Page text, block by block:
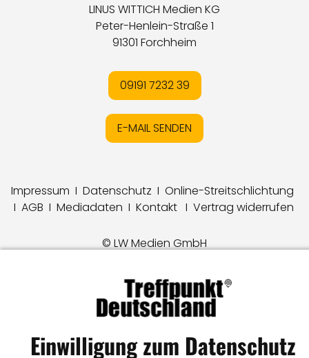
LINUS WITTICH Medien KG
Peter-Henlein-Straße 1
91301 Forchheim
09191 7232 39
E-MAIL SENDEN
Impressum I Datenschutz I Online-Streitschlichtung
I AGB I Mediadaten I Kontakt I Vertrag widerrufen
© LW Medien GmbH
Einwilligung zum Datenschutz